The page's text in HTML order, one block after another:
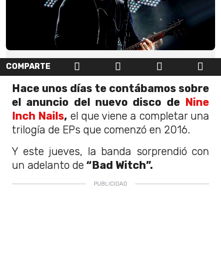
COMPARTE
Hace unos días te contábamos sobre
el anuncio del nuevo disco de Nine
Inch Nails, el que viene a completar una
trilogía de EPs que comenzó en 2016.
Y este jueves, la banda sorprendió con
un adelanto de “Bad Witch”.